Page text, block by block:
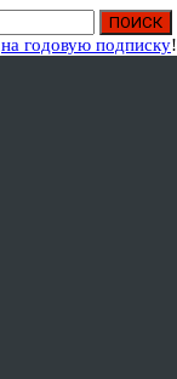
на годовую подписку!